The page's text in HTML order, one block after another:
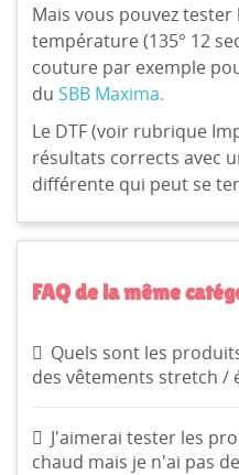
Mais vous pouvez tester
température (135° 12
couture par exemple
du SBB Maxima.
Le DTF (voir rubrique
résultats corrects avec
différente qui peut se
FAQ de la même
Quels sont les
des vêtements stretch /
J'aimerai tester les
chaud mais je n'ai pas
CRÉER UNE